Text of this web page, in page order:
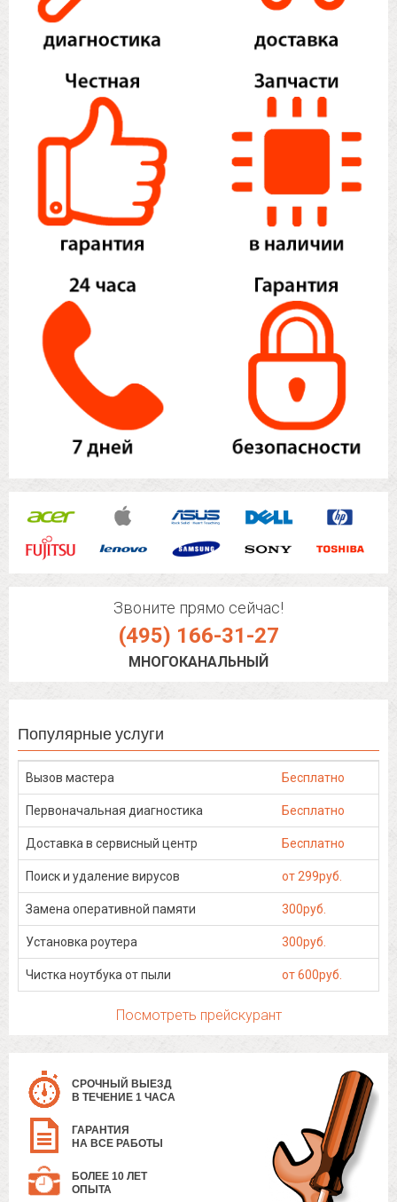
Звоните прямо сейчас!
(495) 166-31-27
МНОГОКАНАЛЬНЫЙ
Популярные услуги
Вызов мастера Бесплатно
Первоначальная диагностика Бесплатно
Доставка в сервисный центр Бесплатно
Поиск и удаление вирусов от 299руб.
Замена оперативной памяти 300руб.
Установка роутера 300руб.
Чистка ноутбука от пыли от 600руб.
Посмотреть прейскурант
СРОЧНЫЙ ВЫЕЗД
В ТЕЧЕНИЕ 1 ЧАСА
ГАРАНТИЯ
НА ВСЕ РАБОТЫ
БОЛЕЕ 10 ЛЕТ
ОПЫТА